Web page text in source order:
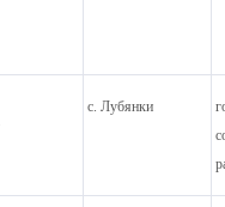
с. Лубянки